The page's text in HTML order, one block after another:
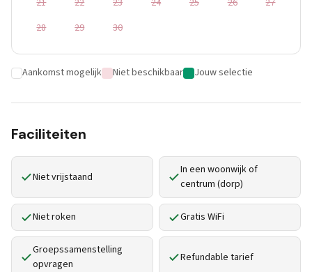
21
22 23 24 25 26
27
28
29 30
Aankomst mogelijk Niet beschikbaar Jouw selectie
Faciliteiten
Niet vrijstaand
In een woonwijk of
centrum (dorp)
Niet roken Gratis WiFi
Groepssamenstelling
opvragen
Refundable tarief